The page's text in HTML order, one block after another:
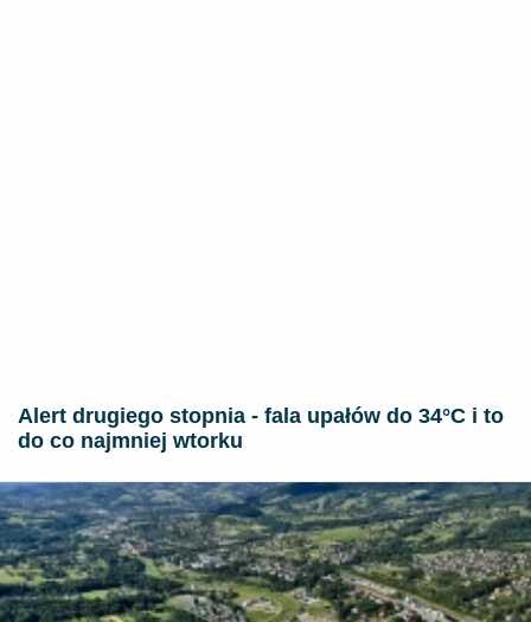
Alert drugiego stopnia - fala upałów do 34°C i to
do co najmniej wtorku